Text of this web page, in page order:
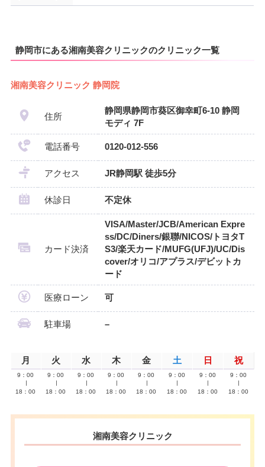
静岡市にある湘南美容クリニックのクリニック一覧
湘南美容クリニック 静岡院
住所
静岡県静岡市葵区御幸町6-10 静岡
モディ 7F
電話番号 0120-012-556
アクセス JR静岡駅 徒歩5分
休診日 不定休
カード決済
VISA/Master/JCB/American Expre
ss/DC/Diners/銀聯/NICOS/トヨタT
S3/楽天カード/MUFG(UFJ)/UC/Dis
cover/オリコ/アプラス/デビットカ
ード
医療ローン 可
駐車場 –
月 火 水 木 金 土 日 祝
9：00
18：00
9：00
18：00
9：00
18：00
9：00
18：00
9：00
18：00
9：00
18：00
9：00
18：00
9：00
18：00
湘南美容クリニック